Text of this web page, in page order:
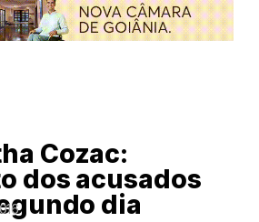
Cozac:
dos acusados
dia